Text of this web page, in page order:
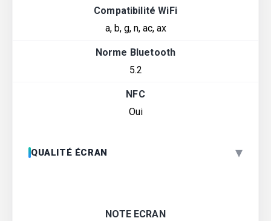
Compatibilité WiFi
a, b, g, n, ac, ax
Norme Bluetooth
5.2
NFC
Oui
QUALITÉ ÉCRAN ▾
NOTE ECRAN